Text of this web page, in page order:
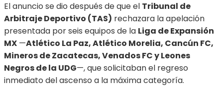
El anuncio se dio después de que el Tribunal de
Arbitraje Deportivo (TAS) rechazara la apelación
presentada por seis equipos de la Liga de Expansión
MX —Atlético La Paz, Atlético Morelia, Cancún FC,
Mineros de Zacatecas, Venados FC y Leones
Negros de la UDG—, que solicitaban el regreso
inmediato del ascenso a la máxima categoría.